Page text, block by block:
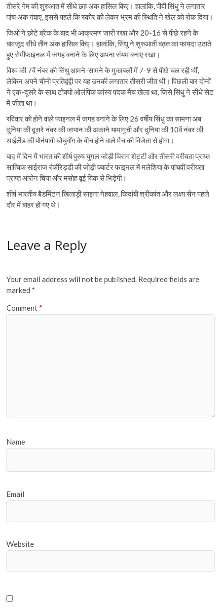
तीसरे गेम की शुरुआत में सीधे छह अंक हासिल किए। हालांकि, पीवी सिंधु ने लगातार
पांच अंक गंवाए, इससे पहले कि स्कोर को लेकर भ्रम की स्थिति ने खेल को रोक दिया।
जिओ ने छोटे ब्रेक के बाद भी आक्रमण जारी रखा और 20-16 से पीछे रहने के
बावजूद सीधे तीन अंक हासिल किए। हालांकि, सिंधु ने शुरुआती बढ़त का फायदा उठाते
हुए सेमीफाइनल में जगह बनाने के लिए अपना संयम बनाए रखा।
विश्व की 7वें नंबर की सिंधु आमने-सामने के मुकाबलों में 7-9 से पीछे चल रही थीं,
लेकिन अपने चीनी प्रतिद्वंद्वी पर यह उनकी लगातार तीसरी जीत थी। पिछली बार दोनों
ने एक-दूसरे के साथ टोक्यो ओलंपिक कांस्य पदक मैच खेला था, जिसे सिंधु ने सीधे सेट
में जीता था।
रविवार को होने वाले फाइनल में जगह बनाने के लिए 26 वर्षीय सिंधु का सामना अब
दुनिया की दूसरे नंबर की जापान की अकाने यामागुची और दुनिया की 10वें नंबर की
थाईलैंड की पोर्नपावी चोचुवोंग के बीच होने वाले मैच की विजेता से होगा।
बाद में दिन में भारत की शीर्ष पुरुष युगल जोड़ी चिराग शेट्टी और तीसरी वरीयता प्राप्त
सात्विक साईराज रंकीरेड्डी की जोड़ी क्वार्टर फाइनल में मलेशिया के पांचवीं वरीयता
प्राप्त आरोन चिया और मसोह वूई यिक से भिड़ेगी।
शीर्ष भारतीय बैडमिंटन खिलाड़ी साइना नेहवाल, किदांबी श्रीकांत और लक्ष्य सेन पहले
दौर में बाहर हो गए थे।
Leave a Reply
Your email address will not be published. Required fields are
marked *
Comment *
Name
Email
Website